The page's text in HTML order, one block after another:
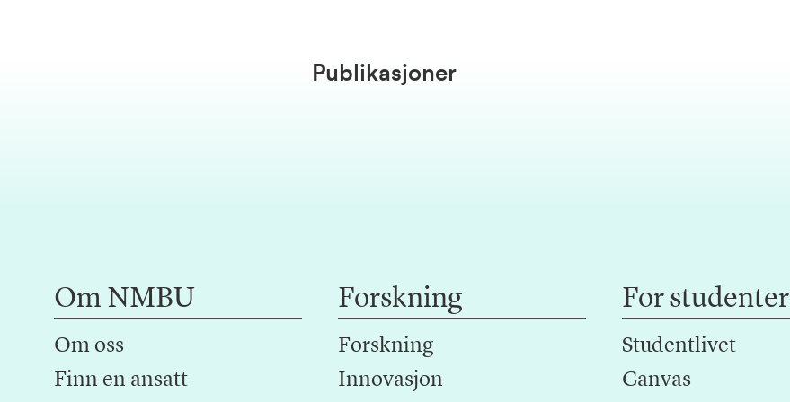
Publikasjoner
Om NMBU
Om oss
Finn en ansatt
Forskning
Forskning
Innovasjon
For studenter
Studentlivet
Canvas